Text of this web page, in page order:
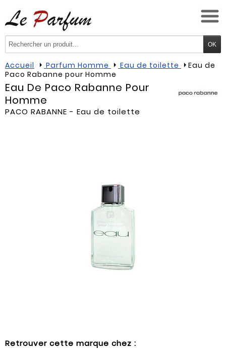
Accueil Parfum Homme Eau de toilette
Eau de
Paco Rabanne pour Homme
Eau De Paco Rabanne Pour
Homme
PACO RABANNE - Eau de toilette
Retrouver cette marque chez :